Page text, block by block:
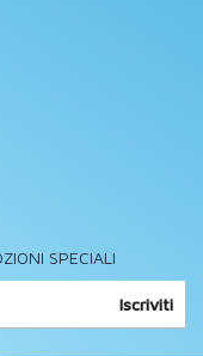
SPECIALI
Iscriviti